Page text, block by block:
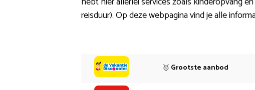
reisduur). Op deze webpagina vind je alle
🥇 Grootste aanbod